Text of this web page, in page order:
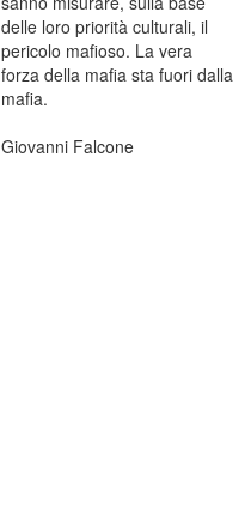
delle loro priorità culturali, il
pericolo mafioso. La vera
forza della mafia sta fuori dalla
mafia.
Giovanni Falcone